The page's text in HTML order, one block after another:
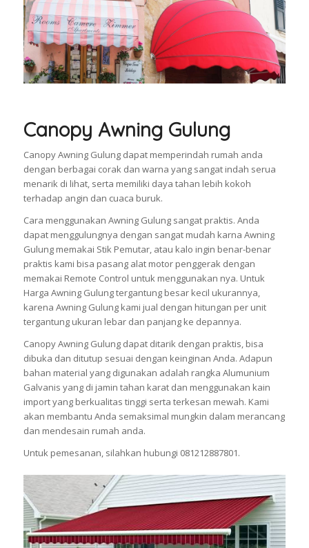
Canopy Awning Gulung
Canopy Awning Gulung dapat memperindah rumah anda
dengan berbagai corak dan warna yang sangat indah serua
menarik di lihat, serta memiliki daya tahan lebih kokoh
terhadap angin dan cuaca buruk.
Cara menggunakan Awning Gulung sangat praktis. Anda
dapat menggulungnya dengan sangat mudah karna Awning
Gulung memakai Stik Pemutar, atau kalo ingin benar-benar
praktis kami bisa pasang alat motor penggerak dengan
memakai Remote Control untuk menggunakan nya. Untuk
Harga Awning Gulung tergantung besar kecil ukurannya,
karena Awning Gulung kami jual dengan hitungan per unit
tergantung ukuran lebar dan panjang ke depannya.
Canopy Awning Gulung dapat ditarik dengan praktis, bisa
dibuka dan ditutup sesuai dengan keinginan Anda. Adapun
bahan material yang digunakan adalah rangka Alumunium
Galvanis yang di jamin tahan karat dan menggunakan kain
import yang berkualitas tinggi serta terkesan mewah. Kami
akan membantu Anda semaksimal mungkin dalam merancang
dan mendesain rumah anda.
Untuk pemesanan, silahkan hubungi 081212887801.